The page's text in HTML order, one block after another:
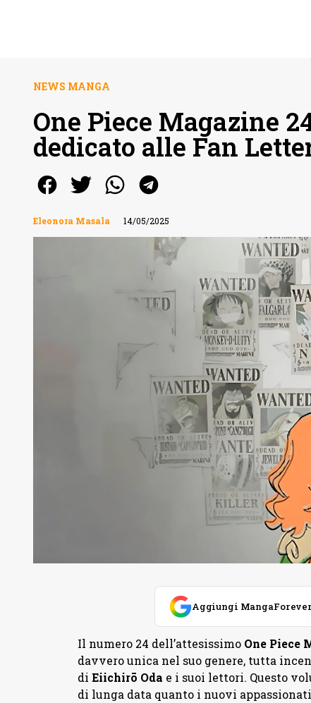
NEWS MANGA
One Piece Magazine
dedicato alle Fan
Eleonora Masala 14/05/2025
Aggiungi
Il numero 24 dell’attesissimo One Piece
davvero unica nel suo genere, tutta
di Eiichirō Oda e i suoi lettori. Questo
di lunga data quanto i nuovi